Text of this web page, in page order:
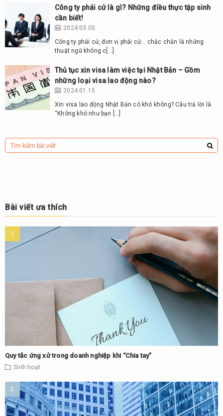
Công ty phái cử là gì? Những điều thực tập sinh
cần biết!
2024.03.05
Công ty phái cử, đơn vị phái cử… chắc chắn là những
thuật ngữ không c[…]
Thủ tục xin visa làm việc tại Nhật Bản – Gồm
những loại visa lao động nào?
2024.01.15
Xin visa lao động Nhật Bản có khó không? Câu trả lời là
“Không khó như bạn […]
Bài viết ưa thích
Quy tắc ứng xử trong doanh nghiệp khi “Chia tay”
Sinh hoạt